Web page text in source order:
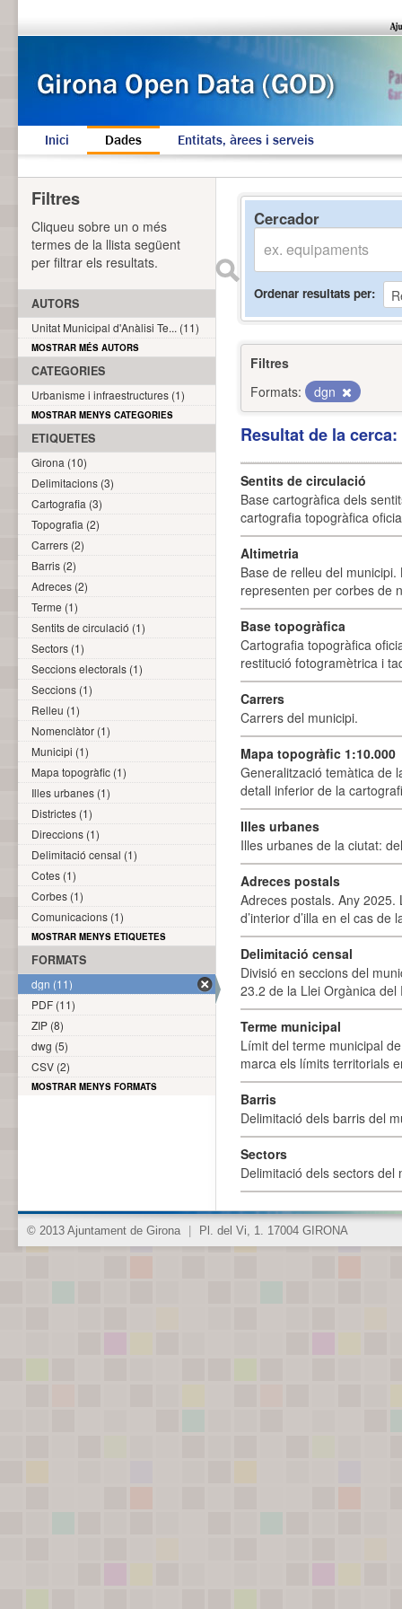
Inici Dades Entitats, àrees i serveis
Cercador
Ordenar resultats per
Filtres
Formats:
dgn
Resultat de la
Sentits de circulació
Base cartogràfica dels
cartografia topogràfica
Altimetria
Base de relleu del
representen per corbes de
Base topogràfica
Cartografia topogràfica
restitució fotogramètrica i
Carrers
Carrers del municipi.
Mapa topogràfic 1:10.000
Generalització temàtica de
detall inferior de la
Illes urbanes
Illes urbanes de la ciutat:
Adreces postals
Adreces postals. Any 2025.
d’interior d’illa en el cas
Delimitació censal
Divisió en seccions del
23.2 de la Llei Orgànica
Terme municipal
Límit del terme municipal
marca els límits territorials
Barris
Delimitació dels barris del
Sectors
Delimitació dels sectors del
Filtres
Cliqueu sobre un o més
termes de la llista següent
per filtrar els resultats.
AUTORS
Unitat Municipal d'Anàlisi Te... (11)
MOSTRAR MÉS AUTORS
CATEGORIES
Urbanisme i infraestructures (1)
MOSTRAR MENYS CATEGORIES
ETIQUETES
Girona (10)
Delimitacions (3)
Cartografia (3)
Topografia (2)
Carrers (2)
Barris (2)
Adreces (2)
Terme (1)
Sentits de circulació (1)
Sectors (1)
Seccions electorals (1)
Seccions (1)
Relleu (1)
Nomenclàtor (1)
Municipi (1)
Mapa topogràfic (1)
Illes urbanes (1)
Districtes (1)
Direccions (1)
Delimitació censal (1)
Cotes (1)
Corbes (1)
Comunicacions (1)
MOSTRAR MENYS ETIQUETES
FORMATS
dgn (11)
PDF (11)
ZIP (8)
dwg (5)
CSV (2)
MOSTRAR MENYS FORMATS
© 2013 Ajuntament de Girona Pl. del Vi, 1. 17004 GIRONA